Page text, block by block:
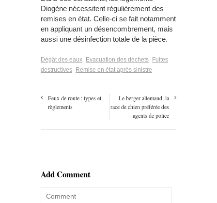
Diogène nécessitent régulièrement des
remises en état. Celle-ci se fait notamment
en appliquant un désencombrement, mais
aussi une désinfection totale de la pièce.
Dégât des eaux Evacuation des déchets Fuites
destructives Remise en état après sinistre
Feux de route : types et
règlements
Le berger allemand, la
race de chien préférée des
agents de police
Add Comment